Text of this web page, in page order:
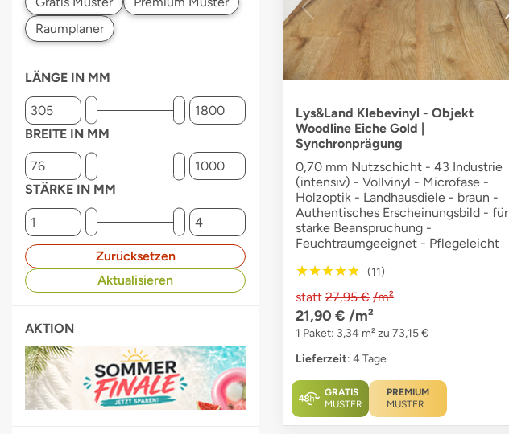
LÄNGE IN MM
BREITE IN MM
STÄRKE IN MM
Zurücksetzen
Aktualisieren
AKTION
Lys&Land Klebevinyl - Objekt
Woodline Eiche Gold |
Synchronprägung
0,70 mm Nutzschicht - 43 Industrie
(intensiv) - Vollvinyl - Microfase -
Holzoptik - Landhausdiele - braun -
Authentisches Erscheinungsbild - für
starke Beanspruchung -
Feuchtraumgeeignet - Pflegeleicht
★★★★★
★★★★★ (11)
statt 27,95 € /m²
21,90 € /m²
1 Paket: 3,34 m² zu 73,15 €
Lieferzeit: 4 Tage
GRATIS
MUSTER
PREMIUM
MUSTER